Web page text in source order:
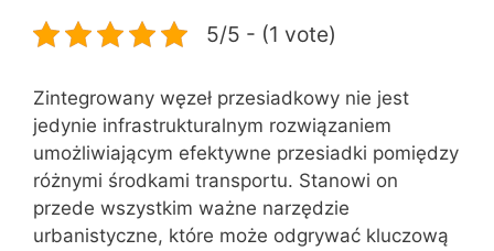
5/5 - (1 vote)
Zintegrowany węzeł przesiadkowy nie jest
jedynie infrastrukturalnym rozwiązaniem
umożliwiającym efektywne przesiadki pomiędzy
różnymi środkami transportu. Stanowi on
przede wszystkim ważne narzędzie
urbanistyczne, które może odgrywać kluczową